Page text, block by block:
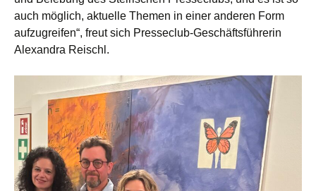
auch möglich, aktuelle Themen in einer anderen Form
aufzugreifen“, freut sich Presseclub-Geschäftsführerin
Alexandra Reischl.